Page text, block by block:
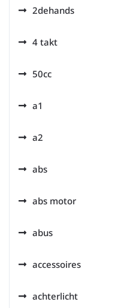
2dehands
4 takt
50cc
a1
a2
abs
abs motor
abus
accessoires
achterlicht